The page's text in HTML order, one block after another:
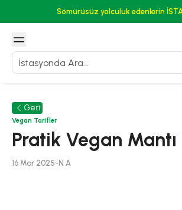
Sömürüsüz yolculuk edenlerin
Geri
Vegan Tarifler
Pratik Vegan Mantı
16 Mar 2025- N A